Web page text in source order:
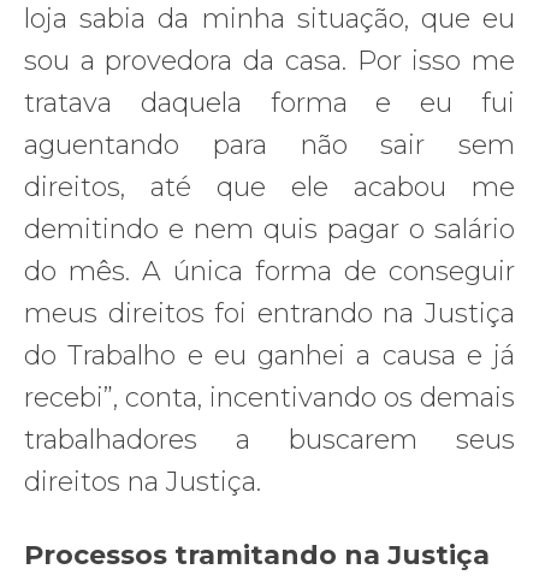
loja sabia da minha situação, que eu
sou a provedora da casa. Por isso me
tratava daquela forma e eu fui
aguentando para não sair sem
direitos, até que ele acabou me
demitindo e nem quis pagar o salário
do mês. A única forma de conseguir
meus direitos foi entrando na Justiça
do Trabalho e eu ganhei a causa e já
recebi”, conta, incentivando os demais
trabalhadores a buscarem seus
direitos na Justiça.
Processos tramitando na Justiça